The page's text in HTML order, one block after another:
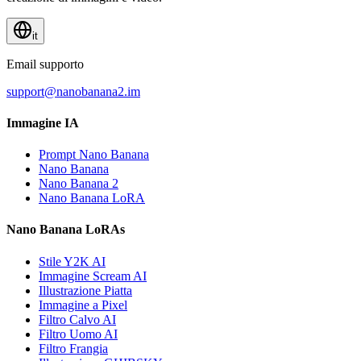
it
Email supporto
support@nanobanana2.im
Immagine IA
Prompt Nano Banana
Nano Banana
Nano Banana 2
Nano Banana LoRA
Nano Banana LoRAs
Stile Y2K AI
Immagine Scream AI
Illustrazione Piatta
Immagine a Pixel
Filtro Calvo AI
Filtro Uomo AI
Filtro Frangia